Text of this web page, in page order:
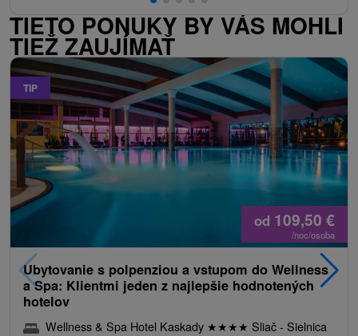
TIETO PONUKY BY VÁS MOHLI
TIEŽ ZAUJÍMAŤ
TIP
od 109,50 €
/noc/osoba
Ubytovanie s polpenziou a vstupom do Wellness
a Spa: Klientmi jeden z najlepšie hodnotených
hotelov
Wellness & Spa Hotel Kaskady ★★★★ Sliač - Sielnica